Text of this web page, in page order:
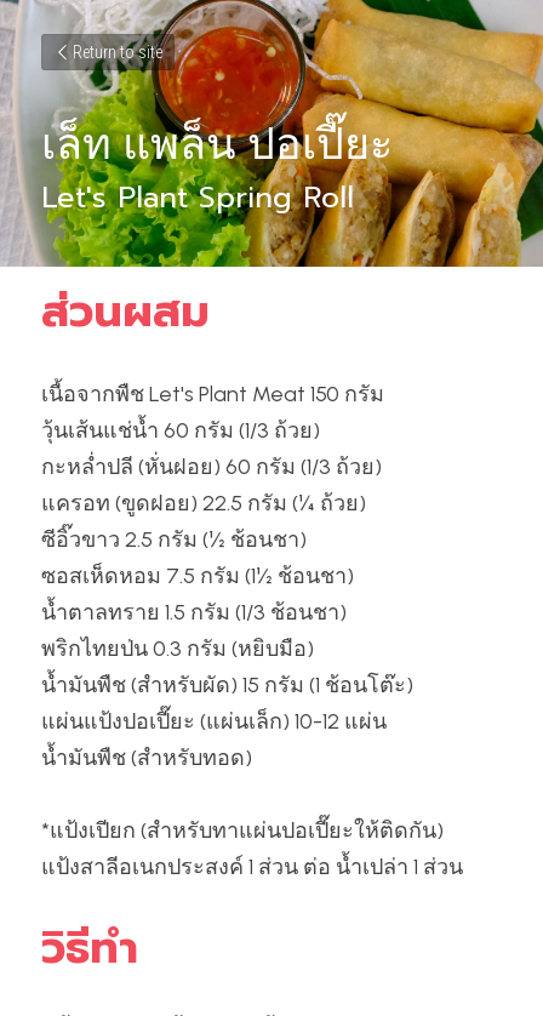
Return to site
เล็ท แพล็น ปอเปี๊ยะ
Let's Plant Spring Roll
ส่วนผสม
เนื้อจากพืช Let's Plant Meat 150 กรัม
วุ้นเส้นแช่น้ำ 60 กรัม (1/3 ถ้วย)
กะหล่ำปลี (หั่นฝอย) 60 กรัม (1/3 ถ้วย)
แครอท (ขูดฝอย) 22.5 กรัม (¼ ถ้วย)
ซีอิ๊วขาว 2.5 กรัม (½ ช้อนชา)
ซอสเห็ดหอม 7.5 กรัม (1½ ช้อนชา)
น้ำตาลทราย 1.5 กรัม (1/3 ช้อนชา)
พริกไทยป่น 0.3 กรัม (หยิบมือ)
น้ำมันพืช (สำหรับผัด) 15 กรัม (1 ช้อนโต๊ะ)
แผ่นแป้งปอเปี๊ยะ (แผ่นเล็ก) 10-12 แผ่น
น้ำมันพืช (สำหรับทอด)
*แป้งเปียก (สำหรับทาแผ่นปอเปี๊ยะให้ติดกัน)
แป้งสาลีอเนกประสงค์ 1 ส่วน ต่อ น้ำเปล่า 1 ส่วน
วิธีทำ